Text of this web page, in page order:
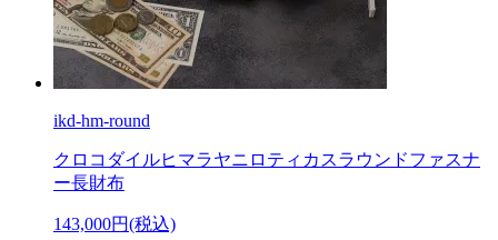
ikd-hm-round
クロコダイルヒマラヤニロティカスラウンドファスナ
ー長財布
143,000円(税込)